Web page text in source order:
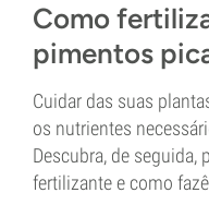
Como
pimentos
Cuidar das suas
os nutrientes
Descubra, de seguida,
fertilizante e como